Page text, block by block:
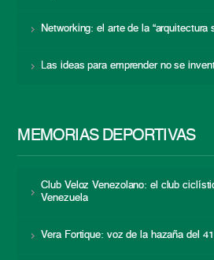
Networking: el arte de la “arquitectura
Las ideas para emprender no se
MEMORIAS DEPORTIVAS
Club Veloz Venezolano: el club
Venezuela
Vera Fortique: voz de la hazaña del 41